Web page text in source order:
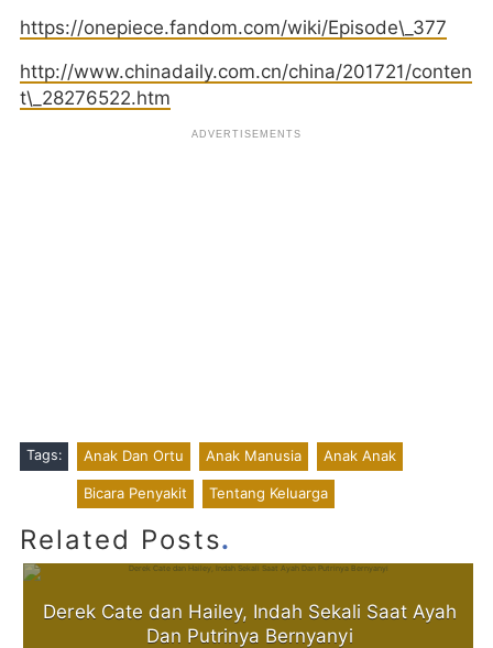
https://onepiece.fandom.com/wiki/Episode\_377
http://www.chinadaily.com.cn/china/201721/conten
t\_28276522.htm
Tags: Anak Dan Ortu Anak Manusia Anak Anak
Bicara Penyakit Tentang Keluarga
Related Posts.
Derek Cate dan Hailey, Indah Sekali Saat Ayah
Dan Putrinya Bernyanyi